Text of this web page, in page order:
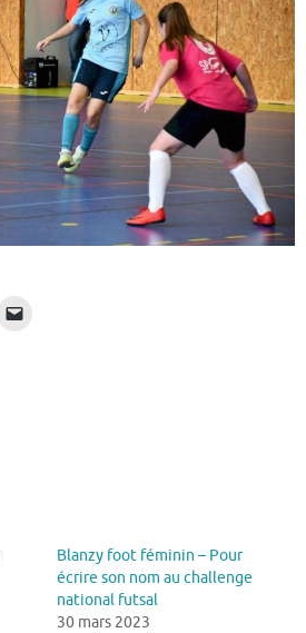
Blanzy foot féminin – Pour
écrire son nom au challenge
national futsal
30 mars 2023